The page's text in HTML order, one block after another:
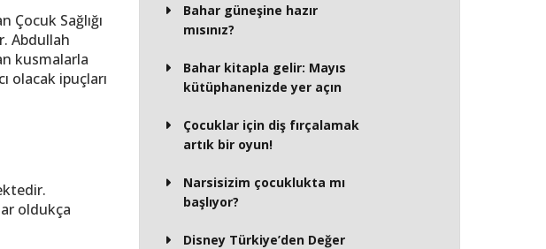
Çocuk Sağlığı
Abdullah
kusmalarla
olacak ipuçları
oldukça
Bahar güneşine hazır
mısınız?
Bahar kitapla gelir: Mayıs
kütüphanenizde yer açın
Çocuklar için diş fırçalamak
artık bir oyun!
Narsisizim çocuklukta mı
başlıyor?
Disney Türkiye’den Değer